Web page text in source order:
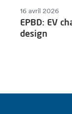
16 avril 2026
EPBD: EV
design